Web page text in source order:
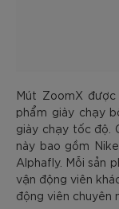
Mút ZoomX
phẩm giày chạy
giày chạy tốc độ.
này bao gồm
Alphafly. Mỗi sản
vận động viên
động viên chuyên